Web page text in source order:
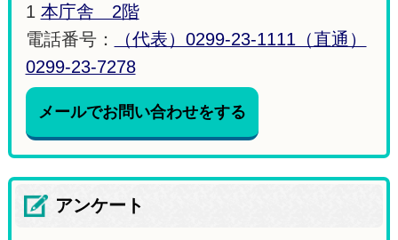
1 本庁舎 2階
電話番号：
（代表）0299-23-1111（直通）
0299-23-7278
メールでお問い合わせをする
アンケート